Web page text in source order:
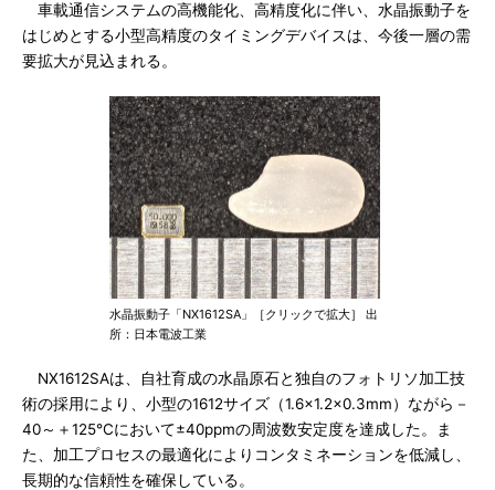
車載通信システムの高機能化、高精度化に伴い、水晶振動子を
はじめとする小型高精度のタイミングデバイスは、今後一層の需
要拡大が見込まれる。
水晶振動子「NX1612SA」［クリックで拡大］ 出
所：日本電波工業
NX1612SAは、自社育成の水晶原石と独自のフォトリソ加工技
術の採用により、小型の1612サイズ（1.6×1.2×0.3mm）ながら－
40～＋125℃において±40ppmの周波数安定度を達成した。ま
た、加工プロセスの最適化によりコンタミネーションを低減し、
長期的な信頼性を確保している。